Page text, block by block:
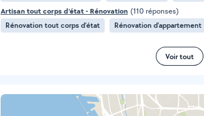
Artisan tout corps d'état - Rénovation (110 réponses)
Rénovation tout corps d’état
Rénovation d'appartement
Voir tout